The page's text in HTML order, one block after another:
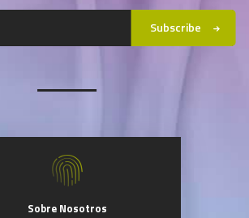
Subscribe
Sobre Nosotros